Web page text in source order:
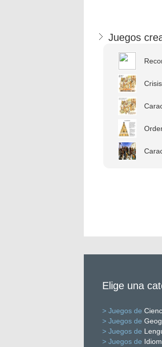
Juegos
Elige una
> Juegos de
> Juegos de
> Juegos de
> Juegos de